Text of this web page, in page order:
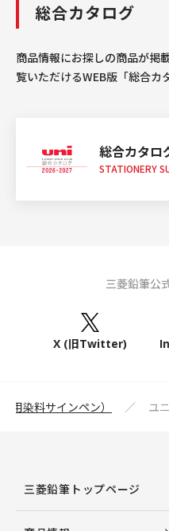
総合カタログ
商品情報にお探しの商品が掲
覧いただけるWEB版「総合カ
総合カタロ
STATIONERY
三菱鉛筆公
X (旧Twitter)
用染料サインペン） ユ
三菱鉛筆トップページ